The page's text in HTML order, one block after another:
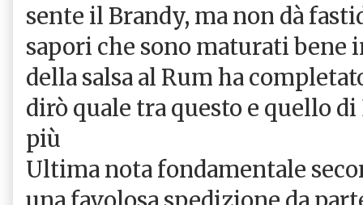
sente il Brandy, ma non dà
sapori che sono maturati bene
della salsa al Rum ha
dirò quale tra questo e quello
più
Ultima nota fondamentale